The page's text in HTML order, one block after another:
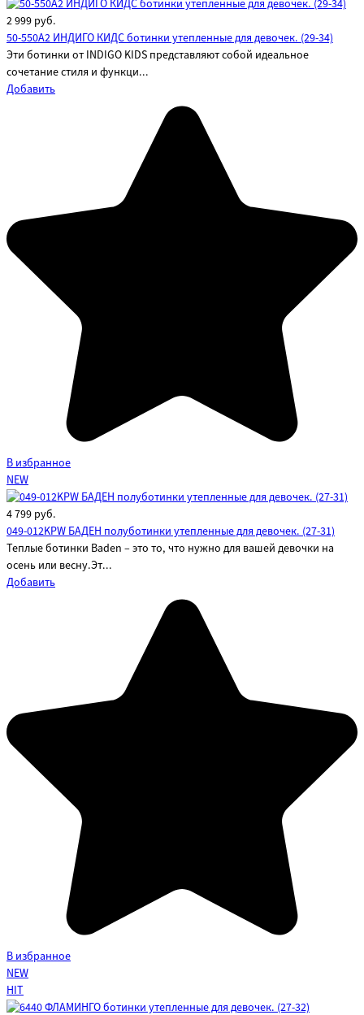
2 999 руб.
50-550A2 ИНДИГО КИДС ботинки утепленные для девочек. (29-34)
Эти ботинки от INDIGO KIDS представляют собой идеальное
сочетание стиля и функци...
Добавить
В избранное
NEW
4 799 руб.
049-012KPW БАДЕН полуботинки утепленные для девочек. (27-31)
Теплые ботинки Baden – это то, что нужно для вашей девочки на
осень или весну.Эт...
Добавить
В избранное
NEW
HIT